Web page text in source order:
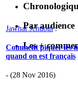
Par audience
Les +
Jawhar Jchtioui:
Comment piquer les
quand on est français
- (28 Nov 2016)